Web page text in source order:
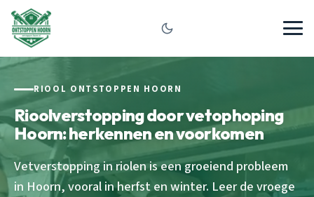
RIOOL ONTSTOPPEN HOORN
Rioolverstopping door vetophoping
Hoorn: herkennen en voorkomen
Vetverstopping in riolen is een groeiend probleem
in Hoorn, vooral in herfst en winter. Leer de vroege